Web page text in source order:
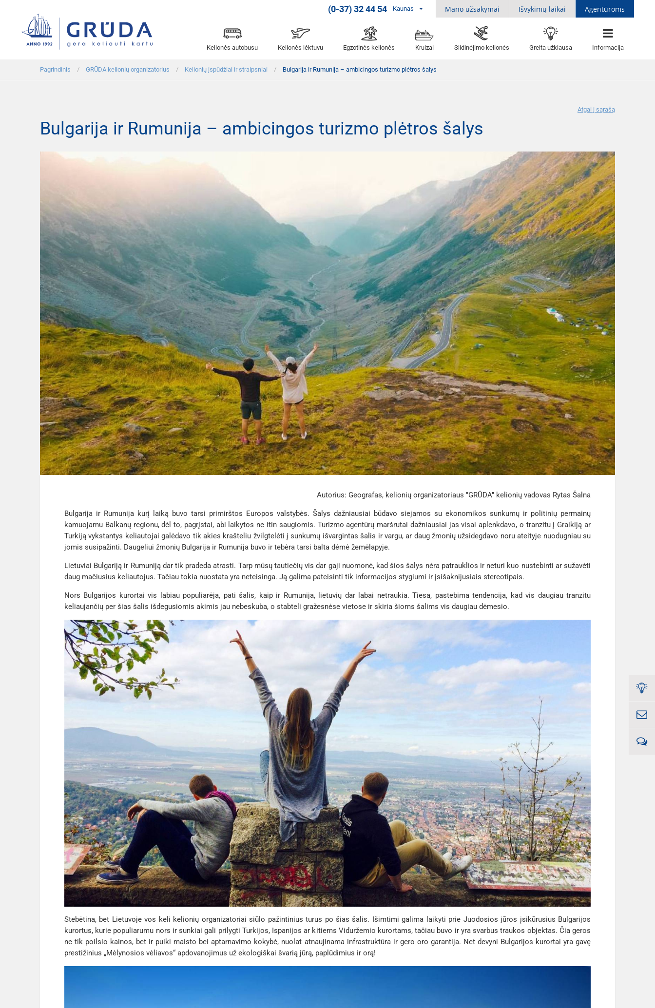
(0-37) 32 44 54 Kaunas Mano užsakymai Išvykimų laikai Agentūroms
Kelionės autobusu Kelionės lėktuvu Egzotinės kelionės Kruizai Slidinėjimo kelionės Greita užklausa Informacija
Pagrindinis GRŪDA kelionių organizatorius Kelionių įspūdžiai ir straipsniai Bulgarija ir Rumunija – ambicingos turizmo plėtros šalys
Atgal į sąrašą
Bulgarija ir Rumunija – ambicingos turizmo plėtros šalys
Autorius: Geografas, kelionių organizatoriaus "GRŪDA" kelionių vadovas Rytas Šalna
Bulgarija ir Rumunija kurį laiką buvo tarsi primirštos Europos valstybės. Šalys dažniausiai būdavo siejamos su ekonomikos sunkumų ir politinių permainų
kamuojamu Balkanų regionu, dėl to, pagrįstai, abi laikytos ne itin saugiomis. Turizmo agentūrų maršrutai dažniausiai jas visai aplenkdavo, o tranzitu į Graikiją ar
Turkiją vykstantys keliautojai galėdavo tik akies krašteliu žvilgtelėti į sunkumų išvargintas šalis ir vargu, ar daug žmonių užsidegdavo noru ateityje nuodugniau su
jomis susipažinti. Daugeliui žmonių Bulgarija ir Rumunija buvo ir tebėra tarsi balta dėmė žemėlapyje.
Lietuviai Bulgariją ir Rumuniją dar tik pradeda atrasti. Tarp mūsų tautiečių vis dar gaji nuomonė, kad šios šalys nėra patrauklios ir neturi kuo nustebinti ar sužavėti
daug mačiusius keliautojus. Tačiau tokia nuostata yra neteisinga. Ją galima pateisinti tik informacijos stygiumi ir įsišaknijusiais stereotipais.
Nors Bulgarijos kurortai vis labiau populiarėja, pati šalis, kaip ir Rumunija, lietuvių dar labai netraukia. Tiesa, pastebima tendencija, kad vis daugiau tranzitu
keliaujančių per šias šalis išdegusiomis akimis jau nebeskuba, o stabteli gražesnėse vietose ir skiria šioms šalims vis daugiau dėmesio.
Stebėtina, bet Lietuvoje vos keli kelionių organizatoriai siūlo pažintinius turus po šias šalis. Išimtimi galima laikyti prie Juodosios jūros įsikūrusius Bulgarijos
kurortus, kurie populiarumu nors ir sunkiai gali prilygti Turkijos, Ispanijos ar kitiems Viduržemio kurortams, tačiau buvo ir yra svarbus traukos objektas. Čia geros
ne tik poilsio kainos, bet ir puiki maisto bei aptarnavimo kokybė, nuolat atnaujinama infrastruktūra ir gero oro garantija. Net devyni Bulgarijos kurortai yra gavę
prestižinius „Mėlynosios vėliavos“ apdovanojimus už ekologiškai švarią jūrą, paplūdimius ir orą!